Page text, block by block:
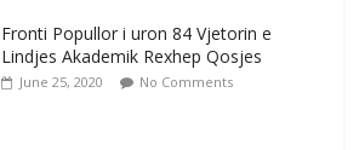
Fronti Popullor i uron 84 Vjetorin e
Lindjes Akademik Rexhep Qosjes
June 25, 2020 No Comments